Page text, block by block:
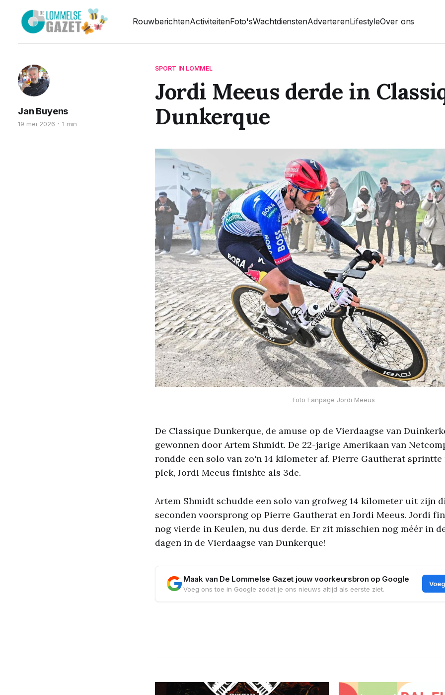
RouwberichtenActiviteitenFoto'sWachtdienstenAdverterenLifestyleOver ons
SPORT IN LOMMEL
Jordi Meeus derde in
Dunkerque
Jan Buyens
19 mei 2026 1 min
Foto Fanpage Jordi Meeus
De Classique Dunkerque, de amuse op de Vierdaagse van
gewonnen door Artem Shmidt. De 22-jarige Amerikaan van
rondde een solo van zo'n 14 kilometer af. Pierre Gautherat sprintte
plek, Jordi Meeus finishte als 3de.
Artem Shmidt schudde een solo van grofweg 14 kilometer uit zijn
seconden voorsprong op Pierre Gautherat en Jordi Meeus. Jordi
nog vierde in Keulen, nu dus derde. Er zit misschien nog méér in
dagen in de Vierdaagse van Dunkerque!
Maak van De Lommelse Gazet jouw voorkeursbron op Google
Voeg ons toe in Google zodat je ons nieuws altijd als eerste ziet.